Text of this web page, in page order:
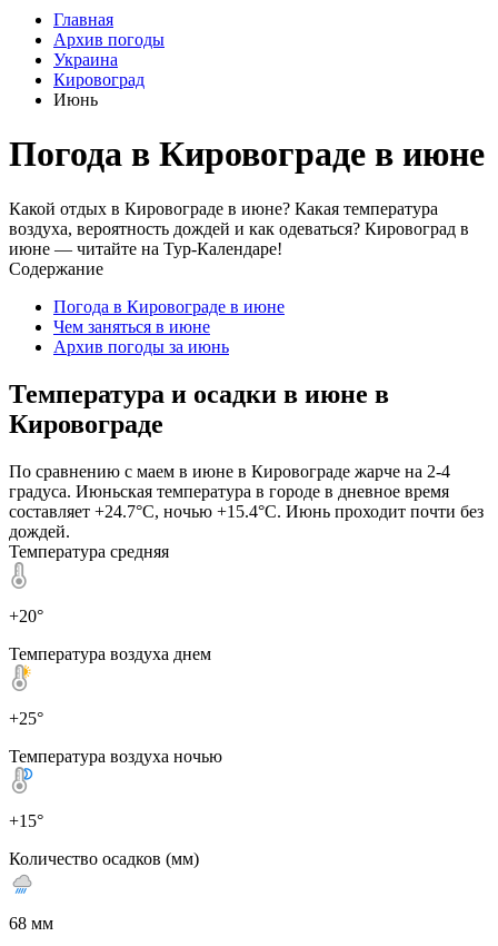
Главная
Архив погоды
Украина
Кировоград
Июнь
Погода в Кировограде в июне
Какой отдых в Кировограде в июне? Какая температура
воздуха, вероятность дождей и как одеваться? Кировоград в
июне — читайте на Тур-Календаре!
Содержание
Погода в Кировограде в июне
Чем заняться в июне
Архив погоды за июнь
Температура и осадки в июне в
Кировограде
По сравнению с маем в июне в Кировограде жарче на 2-4
градуса. Июньская температура в городе в дневное время
составляет +24.7°C, ночью +15.4°C. Июнь проходит почти без
дождей.
Температура средняя
+20°
Температура воздуха днем
+25°
Температура воздуха ночью
+15°
Количество осадков (мм)
68 мм